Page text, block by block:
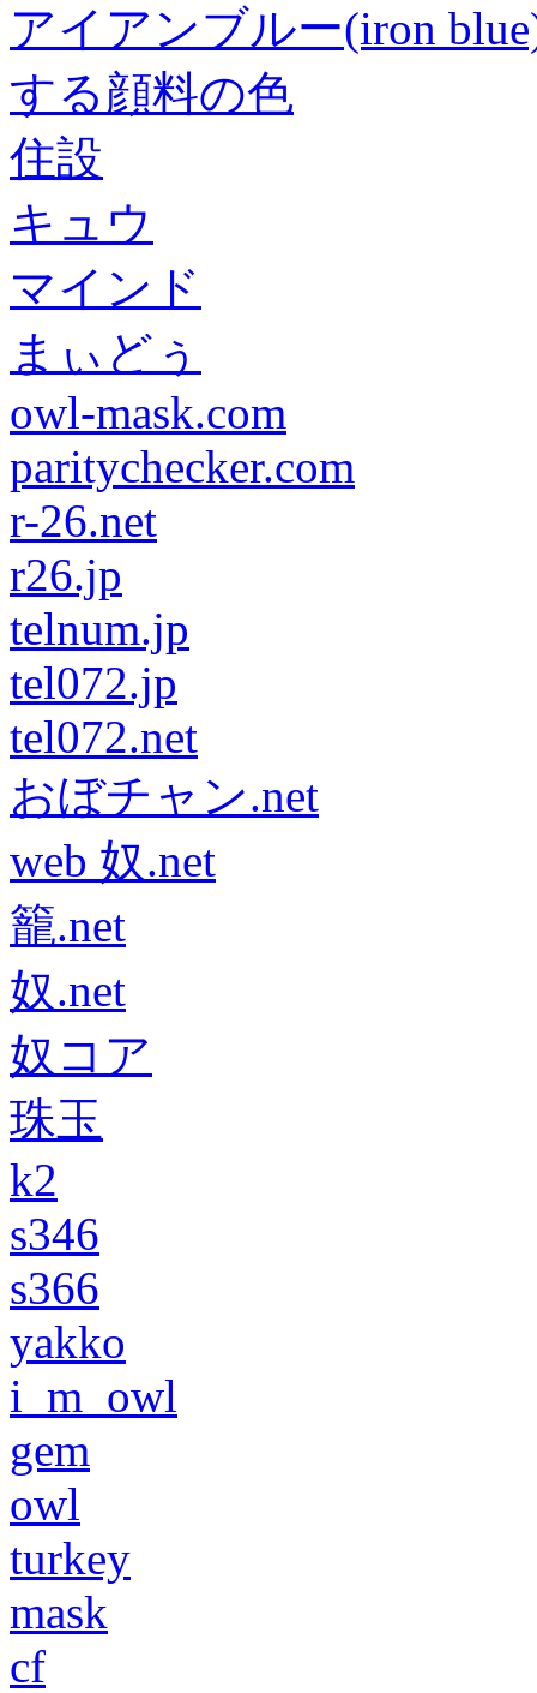
アイアンブルー(iron
する顔料の色
住設
キュウ
マインド
まぃどぅ
owl-mask.com
paritychecker.com
r-26.net
r26.jp
telnum.jp
tel072.jp
tel072.net
おぼチャン.net
web 奴.net
籠.net
奴.net
奴コア
珠玉
k2
s346
s366
yakko
i_m_owl
gem
owl
turkey
mask
cf